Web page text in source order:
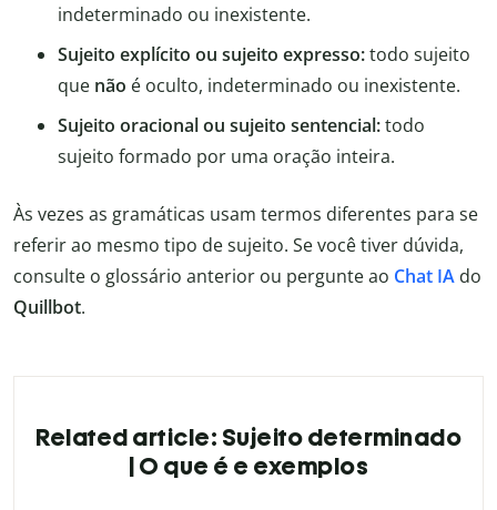
indeterminado ou inexistente.
Sujeito explícito ou sujeito expresso:todo sujeito
que não é oculto, indeterminado ou inexistente.
Sujeito oracional ou sujeito sentencial:todo
sujeito formado por uma oração inteira.
Às vezes as gramáticas usam termos diferentes para se
referir ao mesmo tipo de sujeito. Se você tiver dúvida,
consulte o glossário anterior ou pergunte ao Chat IA do
Quillbot.
Related article: Sujeito determinado
| O que é e exemplos